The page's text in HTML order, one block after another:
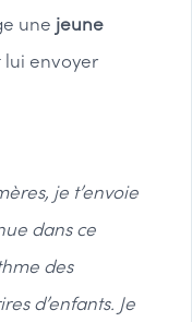
une jeune
lui envoyer
je t’envoie
dans ce
des
d’enfants. Je